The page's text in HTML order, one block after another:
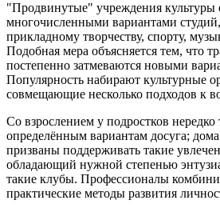
"Продвинутые" учреждения культуры
многочисленными вариантами
прикладному творчеству, спорту,
Подобная мера объясняется тем, что
постепенно затмеваются новыми
Популярность набирают культурные
совмещающие несколько подходов к
Со взрослением у подростков нередко
определённым вариантам досуга;
призваны поддерживать такие
обладающий нужной степенью
такие клубы. Профессионалы
практические методы развития